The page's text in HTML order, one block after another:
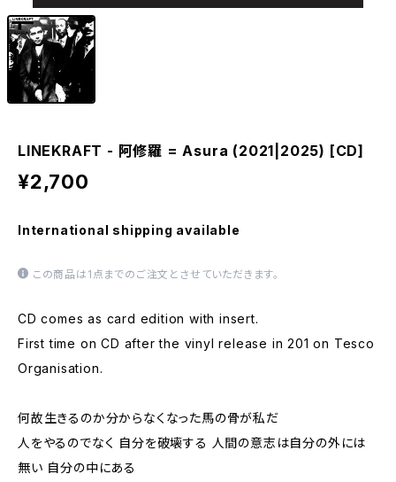
LINEKRAFT - 阿修羅 = Asura (2021|2025) [CD]
¥2,700
International shipping available
この商品は1点までのご注文とさせていただきます。
CD comes as card edition with insert.
First time on CD after the vinyl release in 201 on Tesco
Organisation.
何故生きるのか分からなくなった馬の骨が私だ
人をやるのでなく 自分を破壊する 人間の意志は自分の外には
無い 自分の中にある